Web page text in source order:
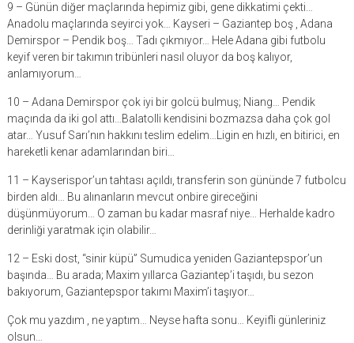
9 – Günün diğer maçlarında hepimiz gibi, gene dikkatimi çekti…
Anadolu maçlarında seyirci yok… Kayseri – Gaziantep boş , Adana
Demirspor – Pendik boş… Tadı çıkmıyor… Hele Adana gibi futbolu
keyif veren bir takımın tribünleri nasıl oluyor da boş kalıyor,
anlamıyorum…
10 – Adana Demirspor çok iyi bir golcü bulmuş; Niang… Pendik
maçında da iki gol attı…Balatolli kendisini bozmazsa daha çok gol
atar… Yusuf Sarı’nın hakkını teslim edelim…Ligin en hızlı, en bitirici, en
hareketli kenar adamlarından biri…
11 – Kayserispor’un tahtası açıldı, transferin son gününde 7 futbolcu
birden aldı… Bu alınanların mevcut onbire gireceğini
düşünmüyorum… O zaman bu kadar masraf niye… Herhalde kadro
derinliği yaratmak için olabilir…
12 – Eski dost, “sinir küpü” Sumudica yeniden Gaziantepspor’un
başında… Bu arada; Maxim yıllarca Gaziantep’i taşıdı, bu sezon
bakıyorum, Gaziantepspor takımı Maxim’i taşıyor…
Çok mu yazdım , ne yaptım… Neyse hafta sonu… Keyifli günleriniz
olsun…